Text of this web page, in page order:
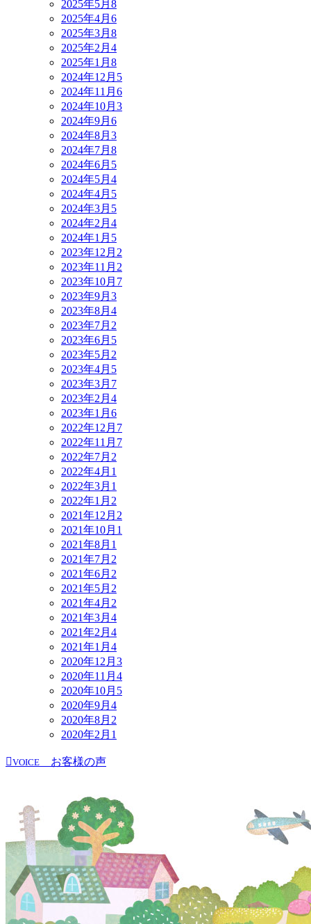
2025年5月 8
2025年4月 6
2025年3月 8
2025年2月 4
2025年1月 8
2024年12月 5
2024年11月 6
2024年10月 3
2024年9月 6
2024年8月 3
2024年7月 8
2024年6月 5
2024年5月 4
2024年4月 5
2024年3月 5
2024年2月 4
2024年1月 5
2023年12月 2
2023年11月 2
2023年10月 7
2023年9月 3
2023年8月 4
2023年7月 2
2023年6月 5
2023年5月 2
2023年4月 5
2023年3月 7
2023年2月 4
2023年1月 6
2022年12月 7
2022年11月 7
2022年7月 2
2022年4月 1
2022年3月 1
2022年1月 2
2021年12月 2
2021年10月 1
2021年8月 1
2021年7月 2
2021年6月 2
2021年5月 2
2021年4月 2
2021年3月 4
2021年2月 4
2021年1月 4
2020年12月 3
2020年11月 4
2020年10月 5
2020年9月 4
2020年8月 2
2020年2月 1
VOICE お客様の声